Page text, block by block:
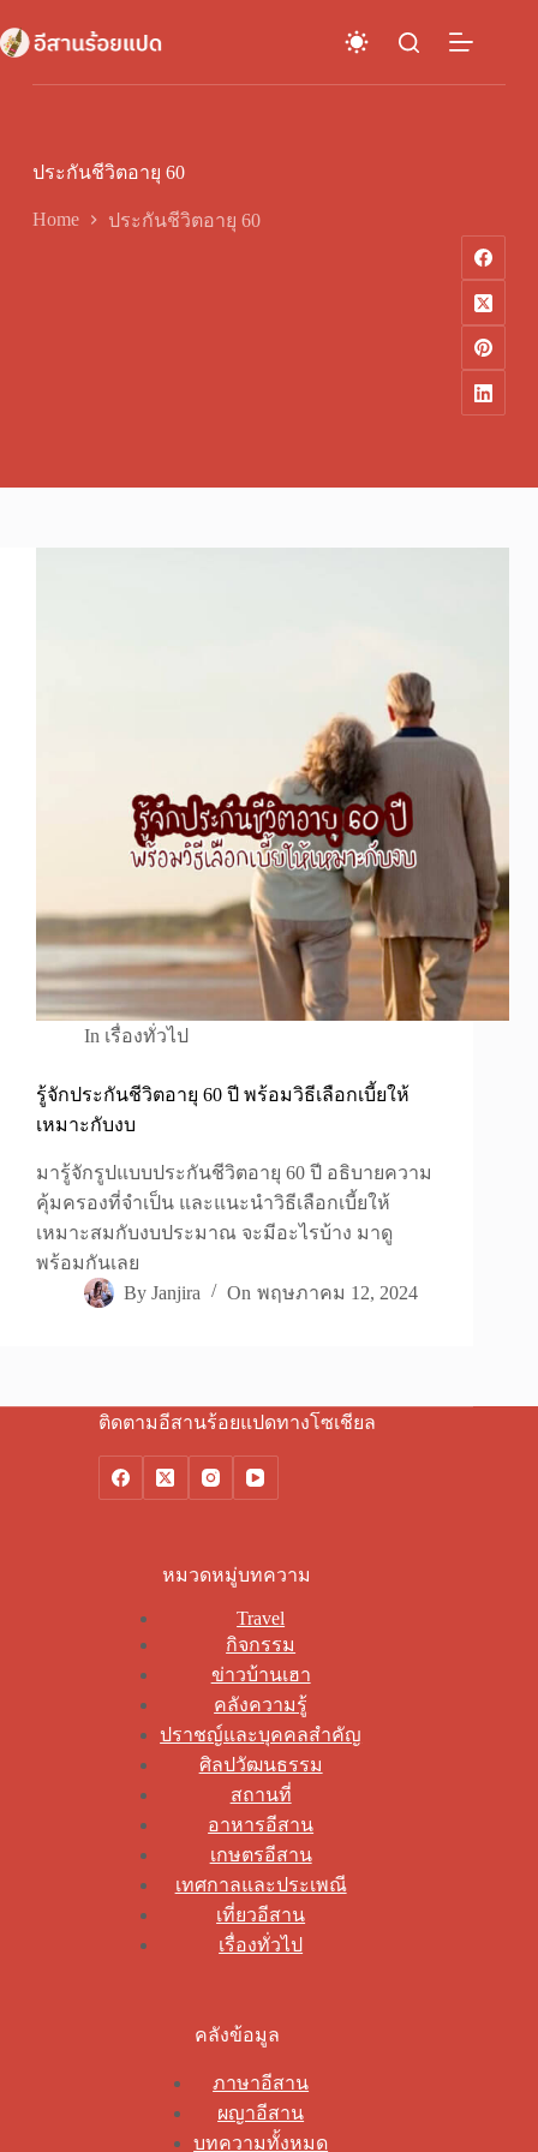
to
content
ประกันชีวิตอายุ 60
Home ประกันชีวิตอายุ 60
In เรื่องทั่วไป
รู้จักประกันชีวิตอายุ 60 ปี พร้อมวิธีเลือกเบี้ยให้
เหมาะกับงบ
มารู้จักรูปแบบประกันชีวิตอายุ 60 ปี อธิบายความ
คุ้มครองที่จำเป็น และแนะนำวิธีเลือกเบี้ยให้
เหมาะสมกับงบประมาณ จะมีอะไรบ้าง มาดู
พร้อมกันเลย
By Janjira On พฤษภาคม 12, 2024
ติดตามอีสานร้อยแปดทางโซเชียล
หมวดหมู่บทความ
Travel
กิจกรรม
ข่าวบ้านเฮา
คลังความรู้
ปราชญ์และบุคคลสำคัญ
ศิลปวัฒนธรรม
สถานที่
อาหารอีสาน
เกษตรอีสาน
เทศกาลและประเพณี
เที่ยวอีสาน
เรื่องทั่วไป
คลังข้อมูล
ภาษาอีสาน
ผญาอีสาน
บทความทั้งหมด